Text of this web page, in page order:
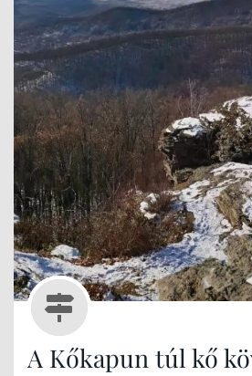
A Kőkapun túl kő